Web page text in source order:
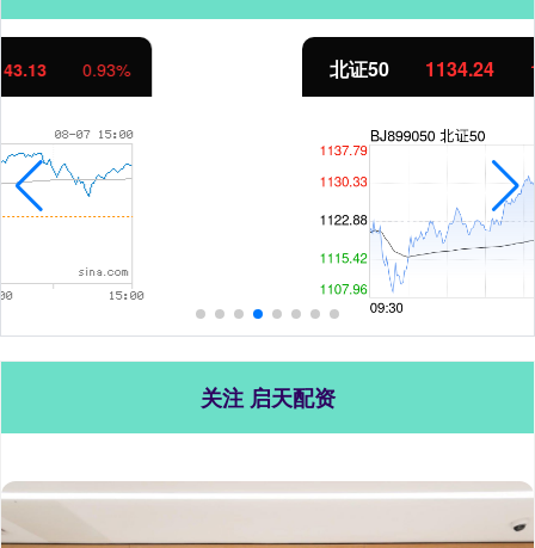
北证50 11.37 1.01%
关注 启天配资